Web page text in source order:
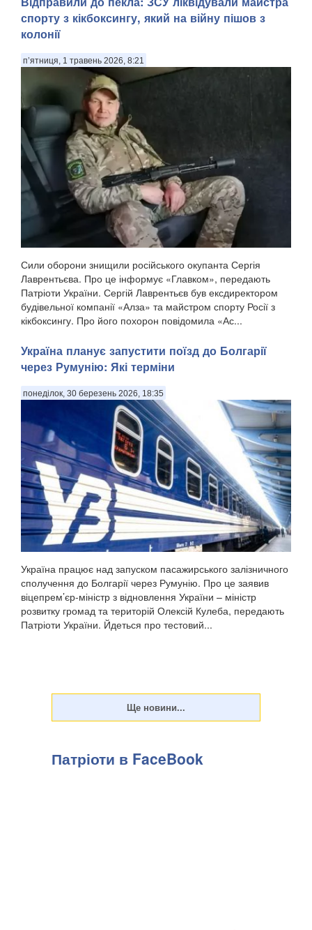
спорту з кікбоксингу, який на війну пішов з
колонії
п’ятниця, 1 травень 2026, 8:21
Сили оборони знищили російського окупанта Сергія
Лаврентьєва. Про це інформує «Главком», передають
Патріоти України. Сергій Лаврентьєв був ексдиректором
будівельної компанії «Алза» та майстром спорту Росії з
кікбоксингу. Про його похорон повідомила «Ас...
Україна планує запустити поїзд до Болгарії
через Румунію: Які терміни
понеділок, 30 березень 2026, 18:35
Україна працює над запуском пасажирського залізничного
сполучення до Болгарії через Румунію. Про це заявив
віцепрем’єр-міністр з відновлення України – міністр
розвитку громад та територій Олексій Кулеба, передають
Патріоти України. Йдеться про тестовий...
Патріоти в FaceBook